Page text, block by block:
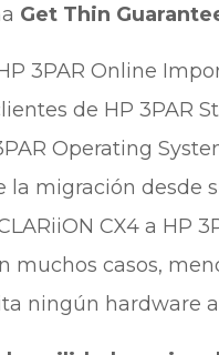
Get Thin
3PAR Online
de HP 3PAR
Operating
la migración desde
CX4 a HP
muchos casos,
ningún hardware